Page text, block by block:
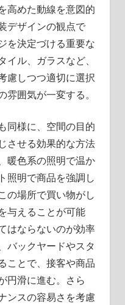
高めた動線を意図的
デザインの観点で
を決定づける重要な
ル、ガラスなど、
慮しつつ適切に選択
囲気が一変する。
同様に、空間の目的
させる効果的な方法
暖色系の照明で温か
照明で商品を強調し
の場所で買い物がし
与えることが可能
はならないのが効率
バックヤードやスタ
ことで、接客や商品
円滑に進む。さら
ンスの容易さを考慮